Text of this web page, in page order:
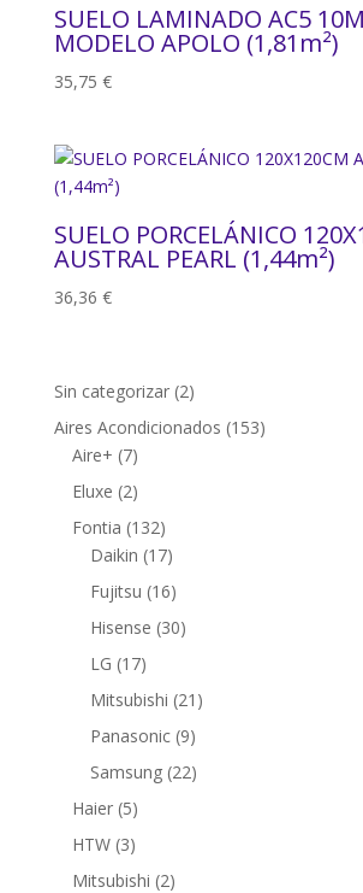
SUELO LAMINADO AC5
MODELO APOLO (1,81m²)
35,75 €
SUELO PORCELÁNICO
AUSTRAL PEARL (1,44m²)
36,36 €
Sin categorizar 22
productos
Aires Acondicionados 153153
Aire+ 77
productos
Eluxe 22
productos
Fontia 132132
productos
Daikin 1717
productos
Fujitsu 1616
productos
Hisense 3030
LG 1717
productos
Mitsubishi 21 21
Panasonic 99
productos
Samsung 2222
Haier 55
productos
HTW 33
productos
Mitsubishi 22